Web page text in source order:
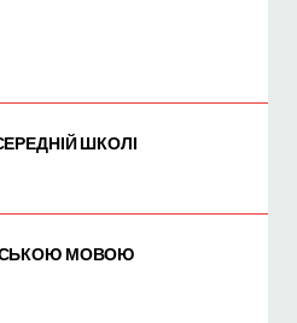
ШКОЛІ
МОВОЮ